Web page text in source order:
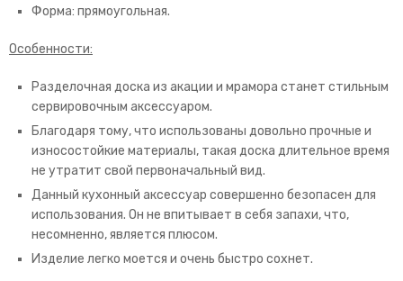
Форма: прямоугольная.
Особенности:
Разделочная доска из акации и мрамора станет стильным
сервировочным аксессуаром.
Благодаря тому, что использованы довольно прочные и
износостойкие материалы, такая доска длительное время
не утратит свой первоначальный вид.
Данный кухонный аксессуар совершенно безопасен для
использования. Он не впитывает в себя запахи, что,
несомненно, является плюсом.
Изделие легко моется и очень быстро сохнет.